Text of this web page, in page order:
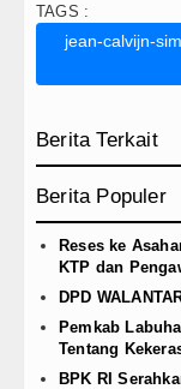
TAGS :
jean-calvijn-
Berita Terkait
Berita Populer
Reses ke
KTP dan
DPD
Pemkab
Tentang
BPK RI